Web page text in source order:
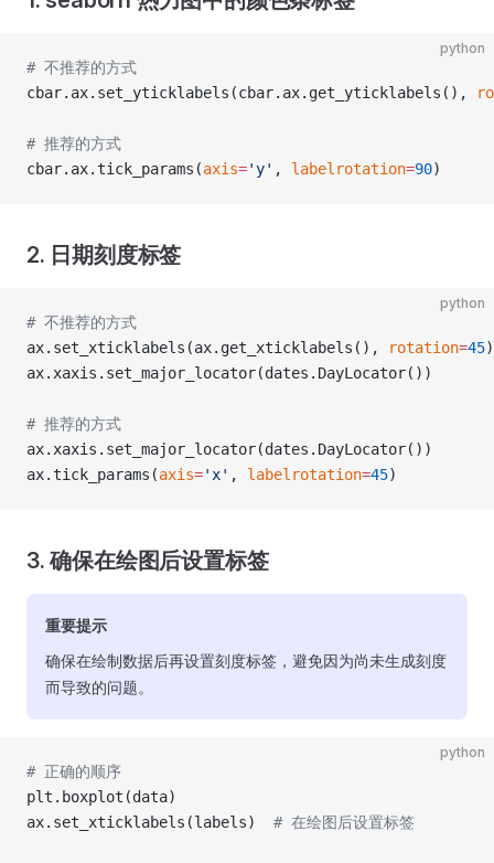
python
# 不推荐的方式
cbar.ax.set_yticklabels(cbar.ax.get_yticklabels(),
# 推荐的方式
cbar.ax.tick_params(axis='y' , labelrotation=90)
2. 日期刻度标签
python
# 不推荐的方式
ax.set_xticklabels(ax.get_xticklabels(),
rotation=45)
ax.xaxis.set_major_locator(dates.DayLocator())
# 推荐的方式
ax.xaxis.set_major_locator(dates.DayLocator())
ax.tick_params(axis='x' , labelrotation=45)
3. 确保在绘图后设置标签
重要提示
确保在绘制数据后再设置刻度标签，避免因为尚未生成刻度
而导致的问题。
python
# 正确的顺序
plt.boxplot(data)
ax.set_xticklabels(labels) # 在绘图后设置标签